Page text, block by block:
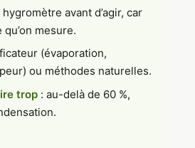
hygromètre avant d’agir, car
mesure.
(évaporation,
ou méthodes naturelles.
trop : au-delà de 60 %,